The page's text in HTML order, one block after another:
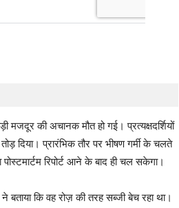
मजदूर की अचानक मौत हो गई। प्रत्यक्षदर्शियों
प्रारंभिक तौर पर भीषण गर्मी के चलते
रिपोर्ट आने के बाद ही चल सकेगा।
बताया कि वह रोज़ की तरह सब्जी बेच रहा था।